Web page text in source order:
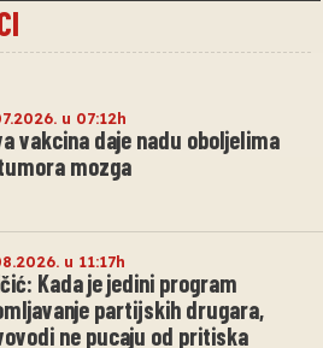
u 07:12h
vakcina daje nadu oboljelima
mozga
u 11:17h
Kada je jedini program
partijskih drugara,
ne pucaju od pritiska